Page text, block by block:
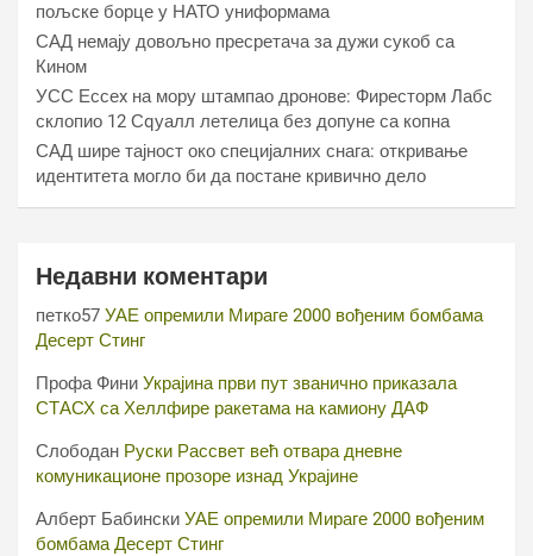
пољске борце у НАТО униформама
САД немају довољно пресретача за дужи сукоб са
Кином
УСС Ессеx на мору штампао дронове: Фиресторм Лабс
склопио 12 Сqуалл летелица без допуне са копна
САД шире тајност око специјалних снага: откривање
идентитета могло би да постане кривично дело
Недавни коментари
петко57 УАЕ опремили Мираге 2000 вођеним бомбама
Десерт Стинг
Профа Фини Украјина први пут званично приказала
СТАСХ са Хеллфире ракетама на камиону ДАФ
Слободан Руски Рассвет већ отвара дневне
комуникационе прозоре изнад Украјине
Алберт Бабински УАЕ опремили Мираге 2000 вођеним
бомбама Десерт Стинг